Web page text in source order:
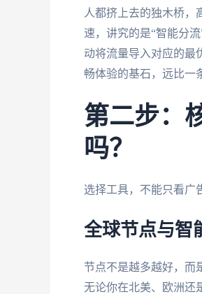
人都挤上去的独木桥，
速，讲究的是“智能分
动将流量导入对应的最
畅体验的基石，远比一
第二步：
吗？
选择工具，不能只看广
全球节点与智
节点不是越多越好，而
无论你在北美、欧洲还